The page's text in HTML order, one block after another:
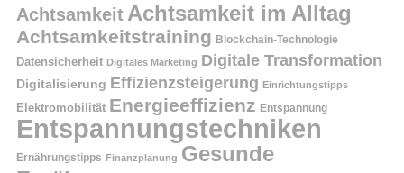
Achtsamkeit Achtsamkeit im Alltag
Achtsamkeitstraining Blockchain-Technologie
Datensicherheit Digitales Marketing Digitale Transformation
Digitalisierung Effizienzsteigerung Einrichtungstipps
Elektromobilität Energieeffizienz Entspannung
Entspannungstechniken
Ernährungstipps Finanzplanung Gesunde